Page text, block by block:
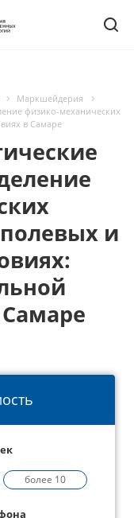
Маркшейдерия
физико-механических
в Самаре
и
более 10